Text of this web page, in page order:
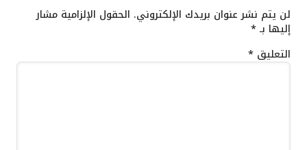
لن يتم نشر عنوان بريدك الإلكتروني. الحقول الإلزامية مشار
إليها بـ*
التعليق *